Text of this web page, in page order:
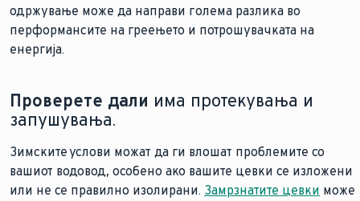
одржување може да направи голема разлика во
перформансите на греењето и потрошувачката на
енергија.
Проверете дали има протекувања и
запушувања.
Зимските услови можат да ги влошат проблемите со
вашиот водовод, особено ако вашите цевки се изложени
или не се правилно изолирани. Замрзнатите цевки може